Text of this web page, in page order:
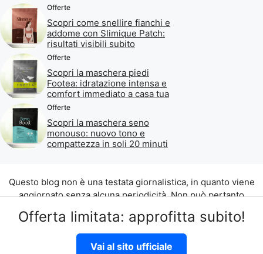
Offerta limitata: approfitta subito!
Vai al sito ufficiale
Offerte
Scopri come snellire fianchi e
addome con Slimique Patch:
risultati visibili subito
Offerte
Scopri la maschera piedi
Footea: idratazione intensa e
comfort immediato a casa tua
Offerte
Scopri la maschera seno
monouso: nuovo tono e
compattezza in soli 20 minuti
Questo blog non è una testata giornalistica, in quanto viene
aggiornato senza alcuna periodicità. Non può pertanto
del 07.03.2001.
©2026 di Aliados Srl C.da Piana Romana snc, 90010 Lascari
(PA) P.IVA 07262700821